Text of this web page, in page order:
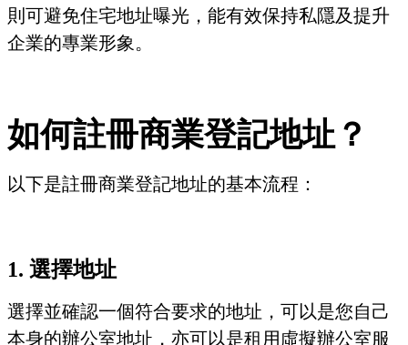
則可避免住宅地址曝光，能有效保持私隱及提升
企業的專業形象。
如何註冊商業登記地址？
以下是註冊商業登記地址的基本流程：
1. 選擇地址
選擇並確認一個符合要求的地址，可以是您自己
本身的辦公室地址，亦可以是租用虛擬辦公室服